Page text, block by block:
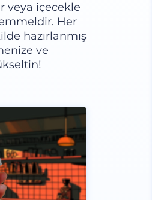
veya içecekle
Her
hazırlanmış
ve